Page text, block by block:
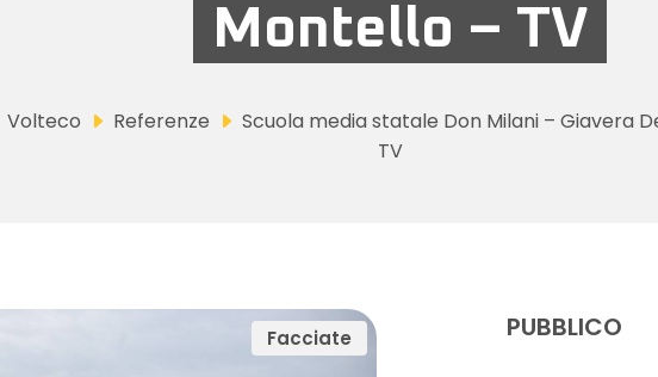
Montello – TV
Volteco Referenze
Scuola media statale Don Milani – Giavera
TV
Facciate PUBBLICO